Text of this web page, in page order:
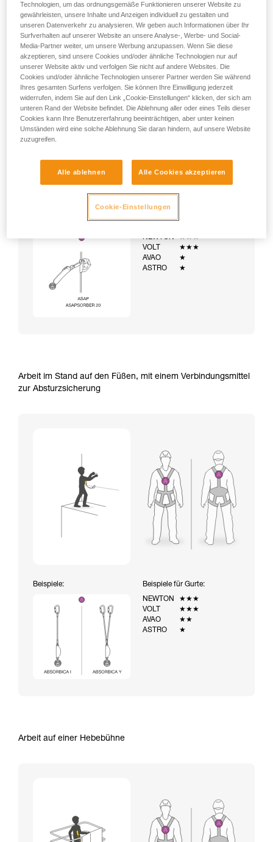
Aufstieg über eine mit einem temporären Auffangsystem
(ASAP oder Seil) ausgestattete Leiter
Beispiele für Gurte:
NEWTON
★★★
VOLT
★★★
AVAO
★
ASTRO
★
Arbeit im Stand auf den Füßen, mit einem Verbindungsmittel
zur Absturzsicherung
Beispiele:
Beispiele für Gurte:
NEWTON
★★★
VOLT
★★★
AVAO
★★
ASTRO
★
Arbeit auf einer Hebebühne
Technologien, um das ordnungsgemäße Funktionieren unserer Website zu
gewährleisten, unsere Inhalte und Anzeigen individuell zu gestalten und
unseren Datenverkehr zu analysieren. Wir geben auch Informationen über Ihr
Surfverhalten auf unserer Website an unsere Analyse-, Werbe- und Social-
Media-Partner weiter, um unsere Werbung anzupassen. Wenn Sie diese
akzeptieren, sind unsere Cookies und/oder ähnliche Technologien nur auf
unserer Website aktiv und verfolgen Sie nicht auf andere Websites. Die
Cookies und/oder ähnliche Technologien unserer Partner werden Sie während
Ihres gesamten Surfens verfolgen. Sie können Ihre Einwilligung jederzeit
widerrufen, indem Sie auf den Link „Cookie-Einstellungen“ klicken, der sich am
unteren Rand der Website befindet. Die Ablehnung aller oder eines Teils dieser
Cookies kann Ihre Benutzererfahrung beeinträchtigen, aber unter keinen
Umständen wird eine solche Ablehnung Sie daran hindern, auf unsere Website
zuzugreifen.
Alle ablehnen Alle Cookies akzeptieren
Cookie-Einstellungen